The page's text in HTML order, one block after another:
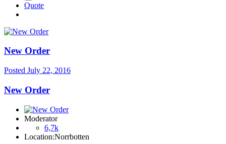
Quote
New Order
Posted July 22, 2016
New Order
Moderator
6,7k
Location:Norrbotten